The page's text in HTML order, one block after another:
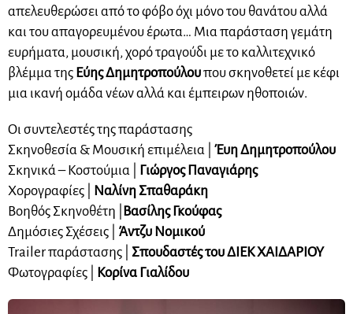
απελευθερώσει από το φόβο όχι μόνο του θανάτου αλλά
και του απαγορευμένου έρωτα… Μια παράσταση γεμάτη
ευρήματα, μουσική, χορό τραγούδι με το καλλιτεχνικό
βλέμμα της Εύης Δημητροπούλουπου σκηνοθετεί με κέφι
μια ικανή ομάδα νέων αλλά και έμπειρων ηθοποιών.
Οι συντελεστές της παράστασης
Σκηνοθεσία & Μουσική επιμέλεια | Έυη Δημητροπούλου
Σκηνικά – Κοστούμια |
Γιώργος Παναγιάρης
Χορογραφίες |
Ναλίνη Σπαθαράκη
Βοηθός Σκηνοθέτη |
Βασίλης Γκούφας
Δημόσιες Σχέσεις | Άντζυ Νομικού
Trailer παράστασης | Σπουδαστές του ΔΙΕΚ ΧΑΙΔΑΡΙΟΥ
Φωτογραφίες |
Κορίνα Γιαλίδου